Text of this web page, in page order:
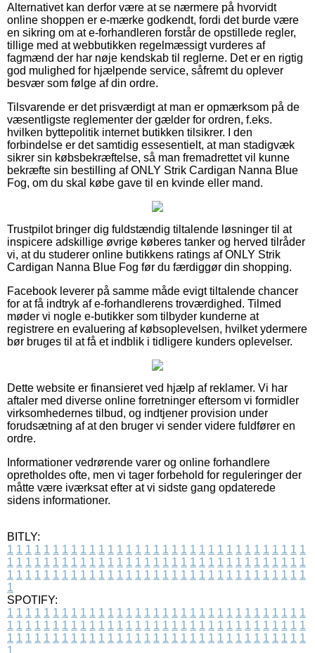
Alternativet kan derfor være at se nærmere på hvorvidt
online shoppen er e-mærke godkendt, fordi det burde være
en sikring om at e-forhandleren forstår de opstillede regler,
tillige med at webbutikken regelmæssigt vurderes af
fagmænd der har nøje kendskab til reglerne. Det er en rigtig
god mulighed for hjælpende service, såfremt du oplever
besvær som følge af din ordre.
Tilsvarende er det prisværdigt at man er opmærksom på de
væsentligste reglementer der gælder for ordren, f.eks.
hvilken byttepolitik internet butikken tilsikrer. I den
forbindelse er det samtidig essesentielt, at man stadigvæk
sikrer sin købsbekræftelse, så man fremadrettet vil kunne
bekræfte sin bestilling af ONLY Strik Cardigan Nanna Blue
Fog, om du skal købe gave til en kvinde eller mand.
Trustpilot bringer dig fuldstændig tiltalende løsninger til at
inspicere adskillige øvrige køberes tanker og herved tilråder
vi, at du studerer online butikkens ratings af ONLY Strik
Cardigan Nanna Blue Fog før du færdiggør din shopping.
Facebook leverer på samme måde evigt tiltalende chancer
for at få indtryk af e-forhandlerens troværdighed. Tilmed
møder vi nogle e-butikker som tilbyder kunderne at
registrere en evaluering af købsoplevelsen, hvilket ydermere
bør bruges til at få et indblik i tidligere kunders oplevelser.
Dette website er finansieret ved hjælp af reklamer. Vi har
aftaler med diverse online forretninger eftersom vi formidler
virksomhedernes tilbud, og indtjener provision under
forudsætning af at den bruger vi sender videre fuldfører en
ordre.
Informationer vedrørende varer og online forhandlere
opretholdes ofte, men vi tager forbehold for reguleringer der
måtte være iværksat efter at vi sidste gang opdaterede
sidens informationer.
BITLY:
1 1 1 1 1 1 1 1 1 1 1 1 1 1 1 1 1 1 1 1 1 1 1 1 1 1 1 1 1 1 1 1 1
1 1 1 1 1 1 1 1 1 1 1 1 1 1 1 1 1 1 1 1 1 1 1 1 1 1 1 1 1 1 1 1 1
1 1 1 1 1 1 1 1 1 1 1 1 1 1 1 1 1 1 1 1 1 1 1 1 1 1 1 1 1 1 1 1 1
1
SPOTIFY:
1 1 1 1 1 1 1 1 1 1 1 1 1 1 1 1 1 1 1 1 1 1 1 1 1 1 1 1 1 1 1 1 1
1 1 1 1 1 1 1 1 1 1 1 1 1 1 1 1 1 1 1 1 1 1 1 1 1 1 1 1 1 1 1 1 1
1 1 1 1 1 1 1 1 1 1 1 1 1 1 1 1 1 1 1 1 1 1 1 1 1 1 1 1 1 1 1 1 1
1